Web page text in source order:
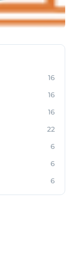
16
16
16
22
6
6
6